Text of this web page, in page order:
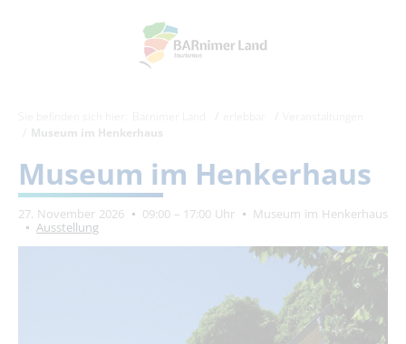
Museum im Henkerhaus
Museum im Henkerhaus
27. November 2026 09:00 – 17:00 Uhr
Museum im Henkerhaus
Ausstellung